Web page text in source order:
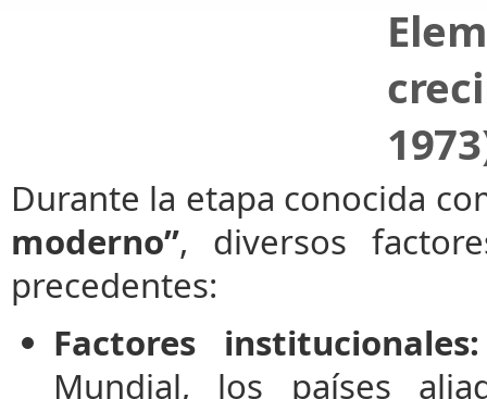
Durante la etapa conocida
moderno”, diversos
precedentes:
Factores institucionales:
Mundial, los países